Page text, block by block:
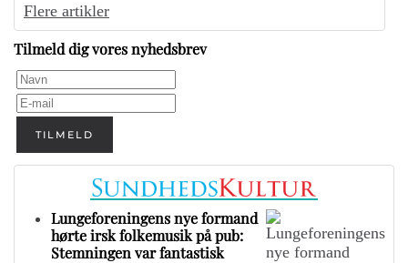
Flere artikler
Tilmeld dig vores nyhedsbrev
TILMELD
Lungeforeningens nye formand
hørte irsk folkemusik på pub:
Stemningen var fantastisk